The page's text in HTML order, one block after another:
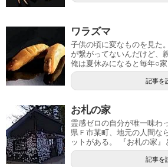
ワラズマ
子供の頃に変なものを見た
が繋がってないんだけど、
俺は夏休みになると毎年○家
記事を
お札の家
霊感ゼロの自分が唯一味わ
県Ｆ市某町、地元の人間な
ットがある。 『お札の家』
記事を